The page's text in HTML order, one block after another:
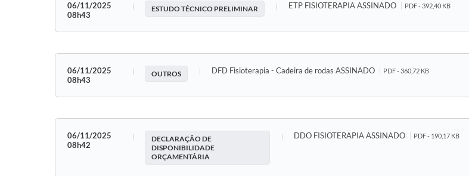
06/11/2025
08h43
ESTUDO TÉCNICO PRELIMINAR ETP FISIOTERAPIA ASSINADO PDF - 392,40 KB
06/11/2025
08h43
OUTROS DFD Fisioterapia - Cadeira de rodas ASSINADO PDF - 360,72 KB
06/11/2025
08h42
DECLARAÇÃO DE
DISPONIBILIDADE
ORÇAMENTÁRIA
DDO FISIOTERAPIA ASSINADO PDF - 190,17 KB